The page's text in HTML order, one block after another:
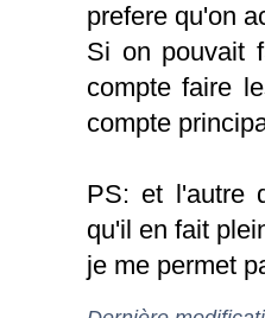
prefere qu'on
Si on pouvait
compte faire
compte
PS: et l'autre
qu'il en fait
je me permet